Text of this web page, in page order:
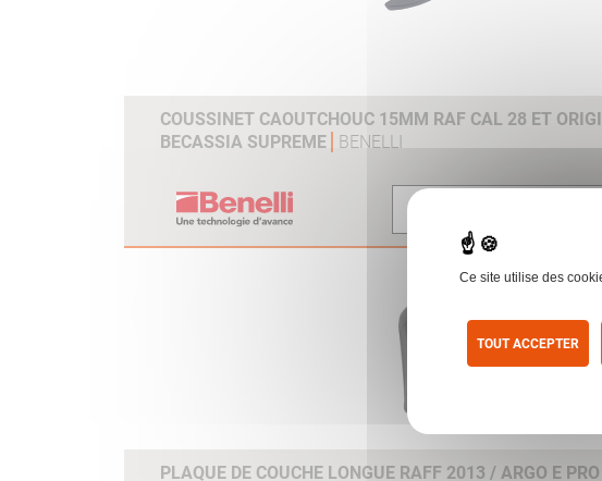
COUSSINET CAOUTCHOUC 15MM RAF CAL 28 ET
BECASSIA SUPREME
BENELLI
PLAQUE DE COUCHE LONGUE RAFF 2013 / ARGO E
Ce site utilise des
TOUT ACCEPTER